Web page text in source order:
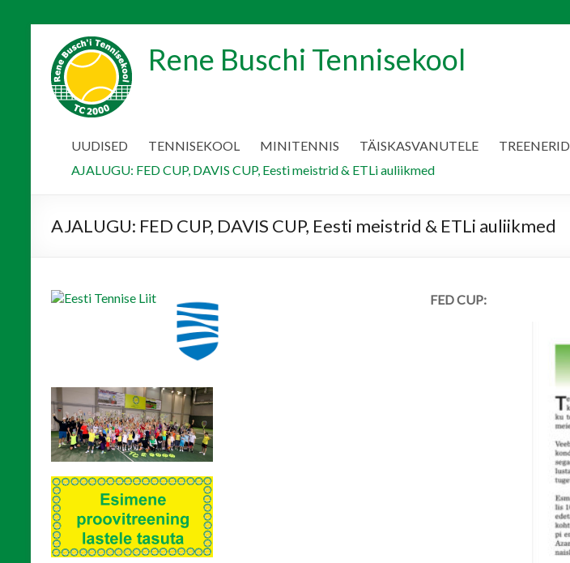
content
Rene Buschi Tennisekool
UUDISED TENNISEKOOL MINITENNIS TÄISKASVANUTELE TREENERID
AJALUGU: FED CUP, DAVIS CUP, Eesti meistrid & ETLi auliikmed
AJALUGU: FED CUP, DAVIS CUP, Eesti meistrid & ETLi auliikmed
FED CUP: